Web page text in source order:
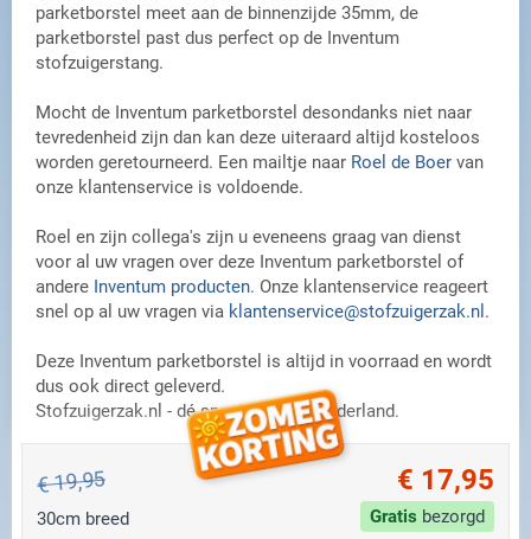
parketborstel meet aan de binnenzijde 35mm, de
parketborstel past dus perfect op de Inventum
stofzuigerstang.
Mocht de Inventum parketborstel desondanks niet naar
tevredenheid zijn dan kan deze uiteraard altijd kosteloos
worden geretourneerd. Een mailtje naar Roel de Boer van
onze klantenservice is voldoende.
Roel en zijn collega's zijn u eveneens graag van dienst
voor al uw vragen over deze Inventum parketborstel of
andere Inventum producten. Onze klantenservice reageert
snel op al uw vragen via klantenservice@stofzuigerzak.nl .
Deze Inventum parketborstel is altijd in voorraad en wordt
dus ook direct geleverd.
Stofzuigerzak.nl - dé specialist van Nederland.
€ 19,95 € 17,95
30cm breed Gratis bezorgd